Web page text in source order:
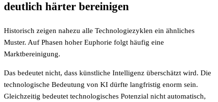
deutlich härter bereinigen
Historisch zeigen nahezu alle Technologiezyklen ein ähnliches
Muster. Auf Phasen hoher Euphorie folgt häufig eine
Marktbereinigung.
Das bedeutet nicht, dass künstliche Intelligenz überschätzt wird. Die
technologische Bedeutung von KI dürfte langfristig enorm sein.
Gleichzeitig bedeutet technologisches Potenzial nicht automatisch,